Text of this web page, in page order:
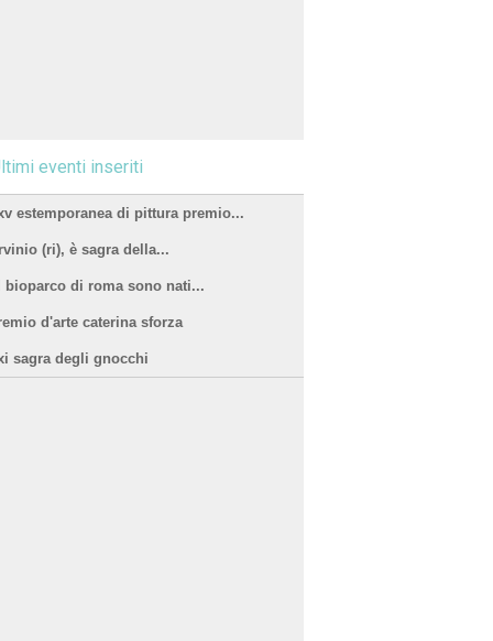
eventi inseriti
estemporanea di pittura premio...
(ri), è sagra della...
bioparco di roma sono nati...
d'arte caterina sforza
sagra degli gnocchi